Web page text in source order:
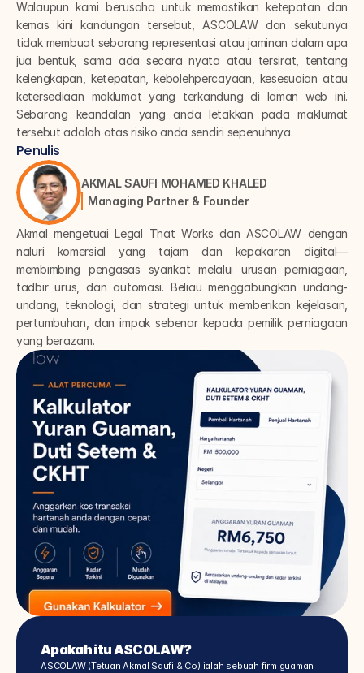
Walaupun kami berusaha untuk memastikan ketepatan dan
kemas kini kandungan tersebut, ASCOLAW dan sekutunya
tidak membuat sebarang representasi atau jaminan dalam apa
jua bentuk, sama ada secara nyata atau tersirat, tentang
kelengkapan, ketepatan, kebolehpercayaan, kesesuaian atau
ketersediaan maklumat yang terkandung di laman web ini.
Sebarang keandalan yang anda letakkan pada maklumat
tersebut adalah atas risiko anda sendiri sepenuhnya.
Penulis
AKMAL SAUFI MOHAMED KHALED
Managing Partner & Founder
Akmal mengetuai Legal That Works dan ASCOLAW dengan
naluri komersial yang tajam dan kepakaran digital—
membimbing pengasas syarikat melalui urusan perniagaan,
tadbir urus, dan automasi. Beliau menggabungkan undang-
undang, teknologi, dan strategi untuk memberikan kejelasan,
pertumbuhan, dan impak sebenar kepada pemilik perniagaan
yang berazam.
Apakah itu ASCOLAW?
ASCOLAW (Tetuan Akmal Saufi & Co) ialah sebuah firm guaman